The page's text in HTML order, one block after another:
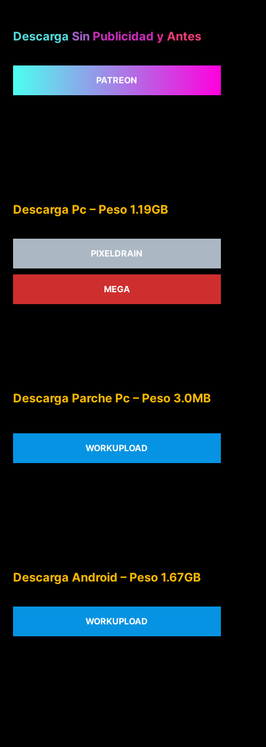
Descarga Sin Publicidad y Antes
PATREON
Descarga Pc – Peso 1.19GB
PIXELDRAIN
MEGA
Descarga Parche Pc – Peso 3.0MB
WORKUPLOAD
Descarga Android – Peso 1.67GB
WORKUPLOAD